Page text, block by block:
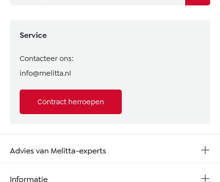
Service
Contacteer ons:
info@melitta.nl
Contract herroepen
Advies van Melitta-experts
Informatie